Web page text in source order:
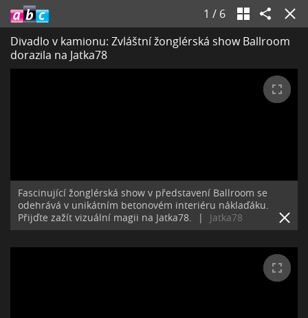
1 / 6
Divadlo v kamionu: Zvláštní žonglérská show Ballroom
dorazila na Jatka78
Fascinující žonglérská show v představení Ballroom se
odehrává v unikátním betonovém interiéru náklaďáku.
Přijďte zažít vizuální magii na Jatka78.
| Jatka78